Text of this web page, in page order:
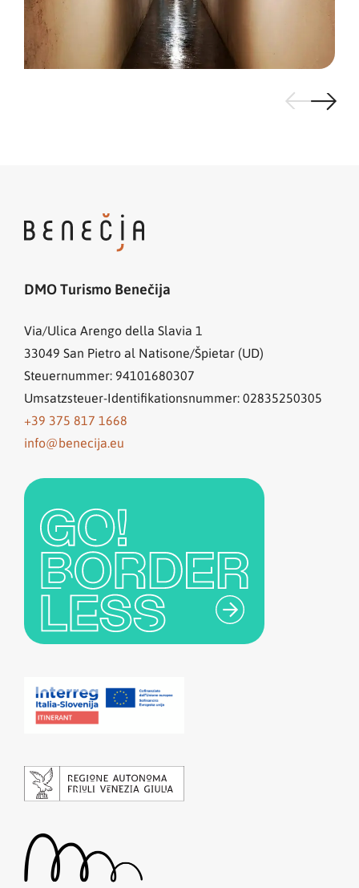
DMO Turismo Benečija
Via/Ulica Arengo della Slavia 1
33049 San Pietro al Natisone/Špietar (UD)
Steuernummer: 94101680307
Umsatzsteuer-Identifikationsnummer: 02835250305
+39 375 817 1668
info@benecija.eu